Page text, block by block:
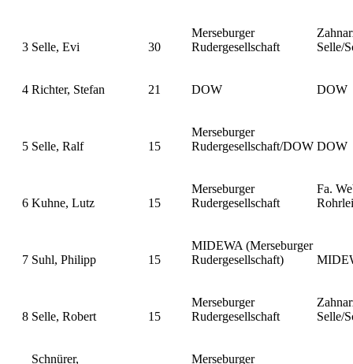
3 Selle, Evi 30
Merseburger
Rudergesellschaft
Selle/
4 Richter, Stefan 21 DOW DOW
5 Selle, Ralf 15
Merseburger
Rudergesellschaft/DOW DOW
6 Kuhne, Lutz 15
Merseburger
Rudergesellschaft
Fa.
7 Suhl, Philipp 15
MIDEWA (Merseburger
Rudergesellschaft)
8 Selle, Robert 15
Merseburger
Rudergesellschaft
Selle/
Schnürer, Merseburger